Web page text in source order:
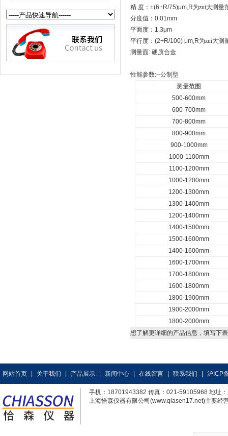
精 度： ±(6+R/75)μm,R为zui大测量
分度值： 0.01mm
平面度： 1.3μm
平行度： (2+R/100) μm,R为zui大测
测量面: 硬质合金
性能参数:--公制型
测量范围
500-600mm
600-700mm
700-800mm
800-900mm
900-1000mm
1000-1100mm
1100-1200mm
1000-1200mm
1200-1300mm
1300-1400mm
1200-1400mm
1400-1500mm
1500-1600mm
1400-1600mm
1600-1700mm
1700-1800mm
1600-1800mm
1800-1900mm
1900-2000mm
1800-2000mm
想了解更详细的产品信息，填写下
网站首页 关于我们 产品展示 新闻中心 在线留言 联系我们 沪ICP
手机：18701943382 传真：021-59105968 地址
上海恰森仪器有限公司(www.qiasen17.net)主要经